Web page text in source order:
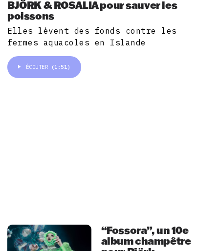
BJÖRK & ROSALIA pour sauver les
poissons
Elles lèvent des fonds contre les
fermes aquacoles en Islande
ÉCOUTER (1:51)
“Fossora”, un 10e
album champêtre